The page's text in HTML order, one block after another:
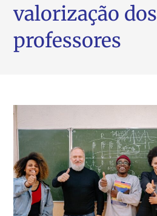
valorização dos
professores